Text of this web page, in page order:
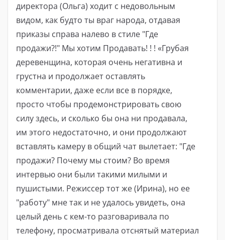
директора (Ольга) ходит с недовольным
видом, как будто ты враг народа, отдавая
приказы справа налево в стиле "Где
продажи?!" Мы хотим Продавать! ! ! «Грубая
деревенщина, которая очень негативна и
грустна и продолжает оставлять
комментарии, даже если все в порядке,
просто чтобы продемонстрировать свою
силу здесь, и сколько бы она ни продавала,
им этого недостаточно, и они продолжают
вставлять камеру в общий чат вылетает: "Где
продажи? Почему мы стоим? Во время
интервью они были такими милыми и
пушистыми. Режиссер тот же (Ирина), но ее
"работу" мне так и не удалось увидеть, она
целый день с кем-то разговаривала по
телефону, просматривала отснятый материал